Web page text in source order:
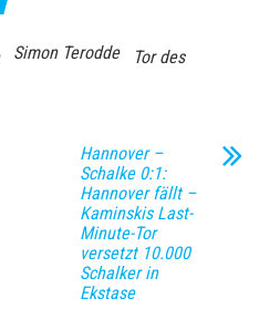
Simon Terodde
Tor des
Hannover –
Schalke 0:1:
Hannover fällt –
Kaminskis Last-
Minute-Tor
versetzt 10.000
Schalker in
Ekstase